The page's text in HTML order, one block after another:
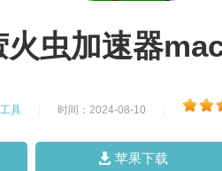
火虫加速器
工具 时间：2024-08-10
苹果下载